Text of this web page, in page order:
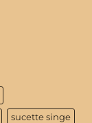
sucette singe